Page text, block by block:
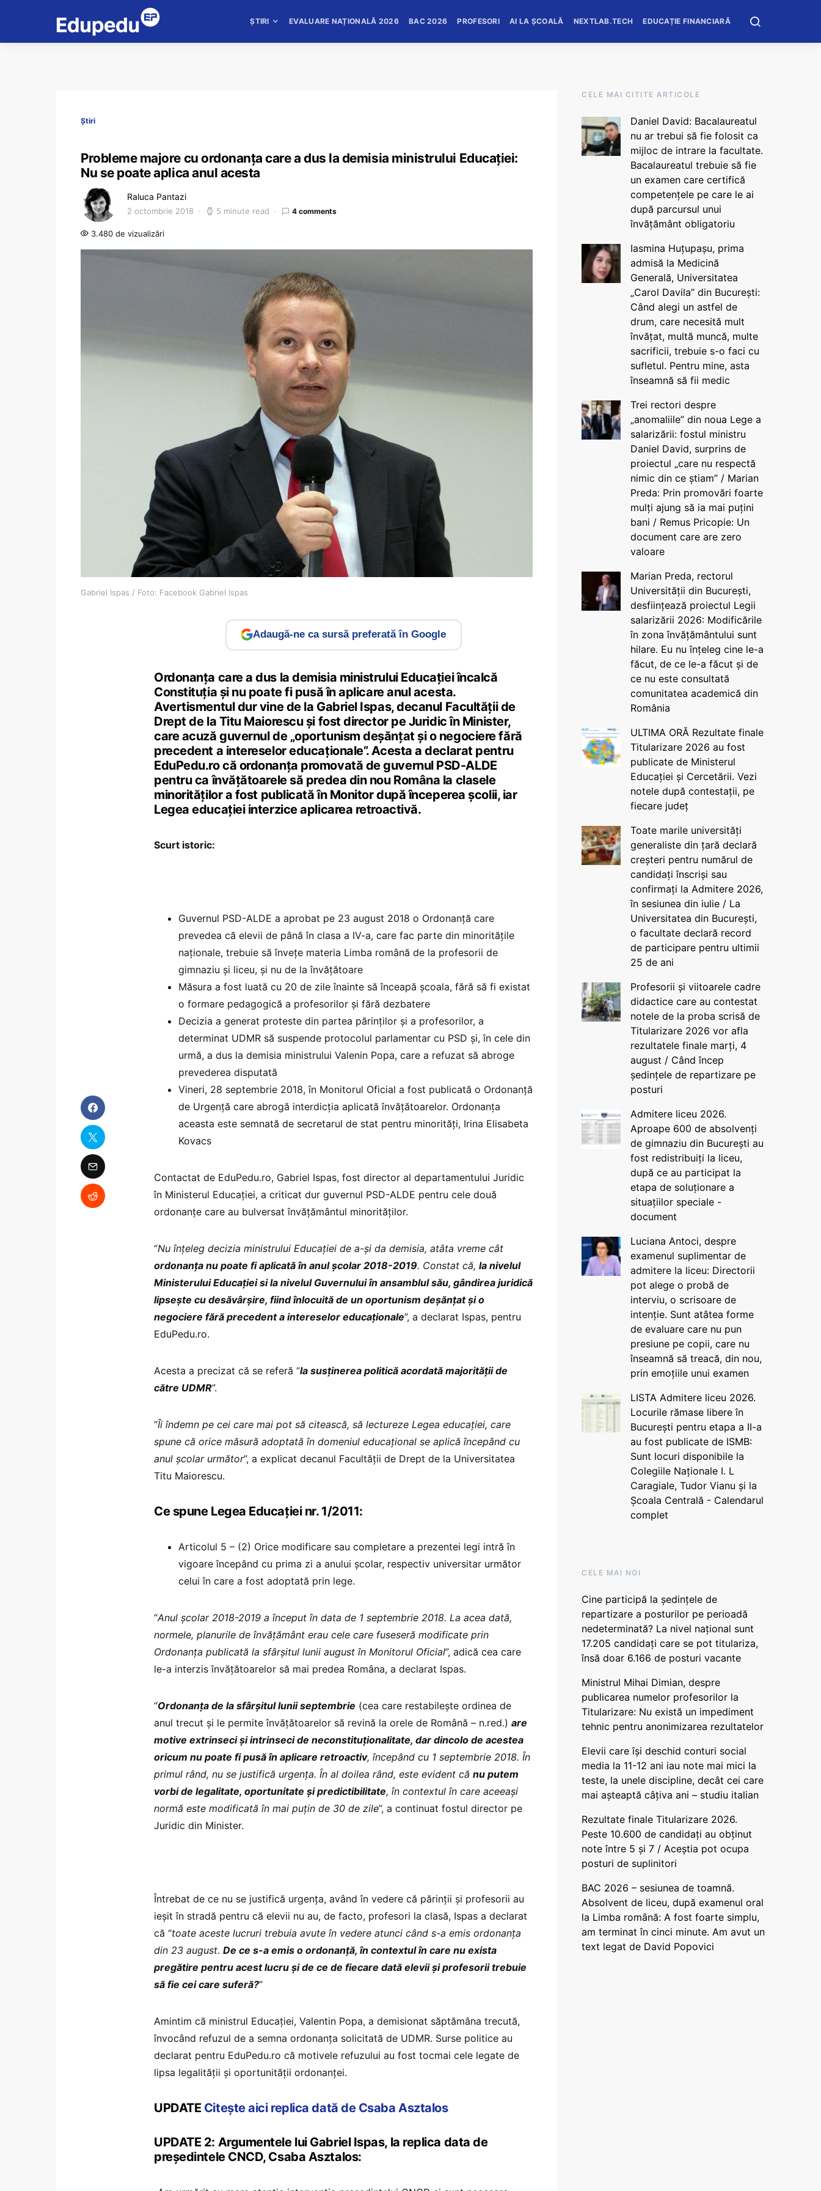
ȘTIRI EVALUARE NAȚIONALĂ 2026 BAC 2026 PROFESORI AI LA ȘCOALĂ NEXTLAB.TECH EDUCAȚIE FINANCIARĂ
Știri
Probleme majore cu ordonanța care a dus la demisia ministrului Educației:
Nu se poate aplica anul acesta
Raluca Pantazi
2 octombrie 2018 5 minute read 4 comments
3.480 de vizualizări
Gabriel Ispas / Foto: Facebook Gabriel Ispas
Adaugă-ne ca sursă preferată în Google
Ordonanța care a dus la demisia ministrului Educației încalcă
Constituția și nu poate fi pusă în aplicare anul acesta.
Avertismentul dur vine de la Gabriel Ispas, decanul Facultății de
Drept de la Titu Maiorescu și fost director pe Juridic în Minister,
care acuză guvernul de „oportunism deșănțat și o negociere fără
precedent a intereselor educaționale”. Acesta a declarat pentru
EduPedu.ro că ordonanța promovată de guvernul PSD-ALDE
pentru ca învățătoarele să predea din nou Româna la clasele
minorităților a fost publicată în Monitor după începerea școlii, iar
Legea educației interzice aplicarea retroactivă.
Scurt istoric:
Guvernul PSD-ALDE a aprobat pe 23 august 2018 o Ordonanță care
prevedea că elevii de până în clasa a IV-a, care fac parte din minoritățile
naționale, trebuie să învețe materia Limba română de la profesorii de
gimnaziu și liceu, și nu de la învățătoare
Măsura a fost luată cu 20 de zile înainte să înceapă școala, fără să fi existat
o formare pedagogică a profesorilor și fără dezbatere
Decizia a generat proteste din partea părinților și a profesorilor, a
determinat UDMR să suspende protocolul parlamentar cu PSD și, în cele din
urmă, a dus la demisia ministrului Valenin Popa, care a refuzat să abroge
prevederea disputată
Vineri, 28 septembrie 2018, în Monitorul Oficial a fost publicată o Ordonanță
de Urgență care abrogă interdicția aplicată învățătoarelor. Ordonanța
aceasta este semnată de secretarul de stat pentru minorități, Irina Elisabeta
Kovacs
Contactat de EduPedu.ro, Gabriel Ispas, fost director al departamentului Juridic
în Ministerul Educației, a criticat dur guvernul PSD-ALDE pentru cele două
ordonanțe care au bulversat învățământul minorităților.
“Nu înțeleg decizia ministrului Educației de a-și da demisia, atâta vreme cât
ordonanța nu poate fi aplicată în anul școlar 2018-2019. Constat că, la nivelul
Ministerului Educației si la nivelul Guvernului în ansamblul său, gândirea juridică
lipsește cu desăvârșire, fiind înlocuită de un oportunism deșănțat și o
negociere fără precedent a intereselor educaționale”, a declarat Ispas, pentru
EduPedu.ro.
Acesta a precizat că se referă “la susținerea politică acordată majorității de
către UDMR”.
“Îi îndemn pe cei care mai pot să citească, să lectureze Legea educației, care
spune că orice măsură adoptată în domeniul educațional se aplică începând cu
anul școlar următor”, a explicat decanul Facultății de Drept de la Universitatea
Titu Maiorescu.
Ce spune Legea Educației nr. 1/2011:
Articolul 5 – (2) Orice modificare sau completare a prezentei legi intră în
vigoare începând cu prima zi a anului școlar, respectiv universitar următor
celui în care a fost adoptată prin lege.
“Anul școlar 2018-2019 a început în data de 1 septembrie 2018. La acea dată,
normele, planurile de învățământ erau cele care fuseseră modificate prin
Ordonanța publicată la sfârșitul lunii august în Monitorul Oficial”, adică cea care
le-a interzis învățătoarelor să mai predea Româna, a declarat Ispas.
“Ordonanța de la sfârșitul lunii septembrie (cea care restabilește ordinea de
anul trecut și le permite învățătoarelor să revină la orele de Română – n.red.) are
motive extrinseci și intrinseci de neconstituționalitate, dar dincolo de acestea
oricum nu poate fi pusă în aplicare retroactiv, începând cu 1 septembrie 2018. În
primul rând, nu se justifică urgența. În al doilea rând, este evident că nu putem
vorbi de legalitate, oportunitate și predictibilitate, în contextul în care aceeași
normă este modificată în mai puțin de 30 de zile”, a continuat fostul director pe
Juridic din Minister.
Întrebat de ce nu se justifică urgența, având în vedere că părinții și profesorii au
ieșit în stradă pentru că elevii nu au, de facto, profesori la clasă, Ispas a declarat
că “toate aceste lucruri trebuia avute în vedere atunci când s-a emis ordonanța
din 23 august. De ce s-a emis o ordonanță, în contextul în care nu exista
pregătire pentru acest lucru și de ce de fiecare dată elevii și profesorii trebuie
să fie cei care suferă?”
Amintim că ministrul Educației, Valentin Popa, a demisionat săptămâna trecută,
învocând refuzul de a semna ordonanța solicitată de UDMR. Surse politice au
declarat pentru EduPedu.ro că motivele refuzului au fost tocmai cele legate de
lipsa legalității și oportunității ordonanței.
UPDATE Citește aici replica dată de Csaba Asztalos
UPDATE 2: Argumentele lui Gabriel Ispas, la replica data de
președintele CNCD, Csaba Asztalos:
CELE MAI CITITE ARTICOLE
Daniel David: Bacalaureatul
nu ar trebui să fie folosit ca
mijloc de intrare la facultate.
Bacalaureatul trebuie să fie
un examen care certifică
competențele pe care le ai
după parcursul unui
învățământ obligatoriu
Iasmina Huțupașu, prima
admisă la Medicină
Generală, Universitatea
„Carol Davila” din București:
Când alegi un astfel de
drum, care necesită mult
învățat, multă muncă, multe
sacrificii, trebuie s-o faci cu
sufletul. Pentru mine, asta
înseamnă să fii medic
Trei rectori despre
„anomaliile” din noua Lege a
salarizării: fostul ministru
Daniel David, surprins de
proiectul „care nu respectă
nimic din ce știam” / Marian
Preda: Prin promovări foarte
mulți ajung să ia mai puțini
bani / Remus Pricopie: Un
document care are zero
valoare
Marian Preda, rectorul
Universității din București,
desființează proiectul Legii
salarizării 2026: Modificările
în zona învățământului sunt
hilare. Eu nu înțeleg cine le-a
făcut, de ce le-a făcut și de
ce nu este consultată
comunitatea academică din
România
ULTIMA ORĂ Rezultate finale
Titularizare 2026 au fost
publicate de Ministerul
Educației și Cercetării. Vezi
notele după contestații, pe
fiecare județ
Toate marile universități
generaliste din țară declară
creșteri pentru numărul de
candidați înscriși sau
confirmați la Admitere 2026,
în sesiunea din iulie / La
Universitatea din București,
o facultate declară record
de participare pentru ultimii
25 de ani
Profesorii și viitoarele cadre
didactice care au contestat
notele de la proba scrisă de
Titularizare 2026 vor afla
rezultatele finale marți, 4
august / Când încep
ședințele de repartizare pe
posturi
Admitere liceu 2026.
Aproape 600 de absolvenți
de gimnaziu din București au
fost redistribuiți la liceu,
după ce au participat la
etapa de soluționare a
situațiilor speciale -
document
Luciana Antoci, despre
examenul suplimentar de
admitere la liceu: Directorii
pot alege o probă de
interviu, o scrisoare de
intenție. Sunt atâtea forme
de evaluare care nu pun
presiune pe copii, care nu
înseamnă să treacă, din nou,
prin emoțiile unui examen
LISTA Admitere liceu 2026.
Locurile rămase libere în
București pentru etapa a II-a
au fost publicate de ISMB:
Sunt locuri disponibile la
Colegiile Naționale I. L
Caragiale, Tudor Vianu și la
Școala Centrală - Calendarul
complet
CELE MAI NOI
Cine participă la ședințele de
repartizare a posturilor pe perioadă
nedeterminată? La nivel național sunt
17.205 candidați care se pot titulariza,
însă doar 6.166 de posturi vacante
Ministrul Mihai Dimian, despre
publicarea numelor profesorilor la
Titularizare: Nu există un impediment
tehnic pentru anonimizarea rezultatelor
Elevii care își deschid conturi social
media la 11-12 ani iau note mai mici la
teste, la unele discipline, decât cei care
mai așteaptă câțiva ani – studiu italian
Rezultate finale Titularizare 2026.
Peste 10.600 de candidați au obținut
note între 5 și 7 / Aceștia pot ocupa
posturi de suplinitori
BAC 2026 – sesiunea de toamnă.
Absolvent de liceu, după examenul oral
la Limba română: A fost foarte simplu,
am terminat în cinci minute. Am avut un
text legat de David Popovici